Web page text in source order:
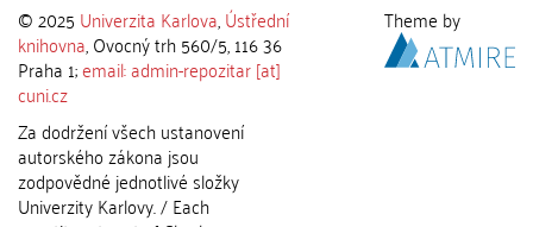
© 2025 Univerzita Karlova,Ústřední
knihovna, Ovocný trh 560/5, 116 36
Praha 1;email: admin-repozitar [at]
cuni.cz
Za dodržení všech ustanovení
autorského zákona jsou
zodpovědné jednotlivé složky
Univerzity Karlovy. / Each
Theme by